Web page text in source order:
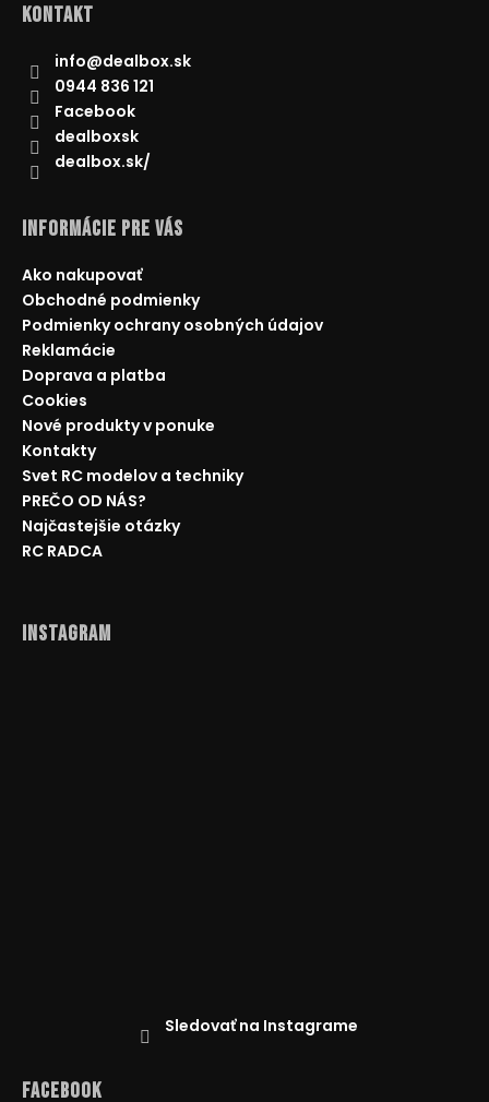
Kontakt
info@dealbox.sk
0944 836 121
Facebook
dealboxsk
dealbox.sk/
Informácie pre Vás
Ako nakupovať
Obchodné podmienky
Podmienky ochrany osobných údajov
Reklamácie
Doprava a platba
Cookies
Nové produkty v ponuke
Kontakty
Svet RC modelov a techniky
PREČO OD NÁS?
Najčastejšie otázky
RC RADCA
Instagram
Sledovať na Instagrame
Facebook